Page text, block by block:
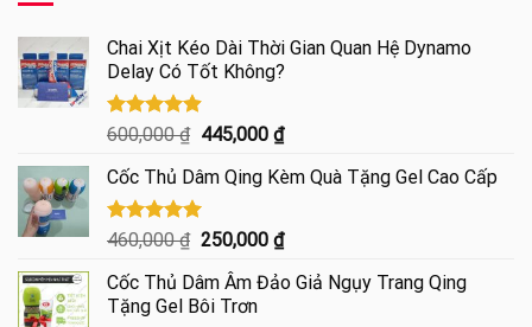
Chai Xịt Kéo Dài Thời Gian Quan Hệ Dynamo
Delay Có Tốt Không?
Được xếp
4.85
5 sao
600,000₫ Giá
là:
600,000 ₫.
445,000 ₫Giá
tại
445,000 ₫.
Cốc Thủ Dâm Qing Kèm Quà Tặng Gel Cao Cấp
Được xếp
5.00
5 sao
460,000₫ Giá
là:
460,000 ₫.
250,000 ₫Giá
tại
Cốc Thủ Dâm Âm Đảo Giả Ngụy Trang Qing
Tặng Gel Bôi Trơn